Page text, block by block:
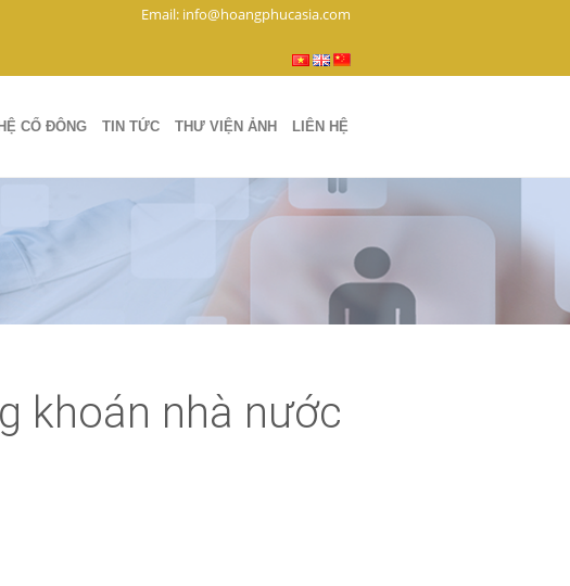
Email: info@hoangphucasia.com
CỔ ĐÔNG TIN TỨC THƯ VIỆN ẢNH LIÊN HỆ
khoán nhà nước